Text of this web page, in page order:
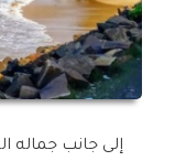
إلى جانب جماله